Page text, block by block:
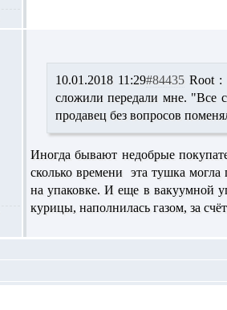
10.01.2018 11:29#84435 Root :
сложили передали мне. "Все
продавец без вопросов
Иногда бывают недобрые
сколько времени эта тушка
на упаковке. И еще в вакуумной
курицы, наполнилась газом, за